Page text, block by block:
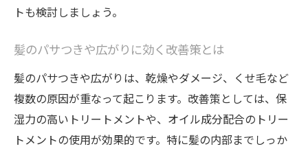
髪質改善アイロンの活用でまとまりアップ
トも検討しましょう。
髪のパサつきや広がりに効く改善策とは
髪のパサつきや広がりは、乾燥やダメージ、くせ毛など
複数の原因が重なって起こります。改善策としては、保
湿力の高いトリートメントや、オイル成分配合のトリー
トメントの使用が効果的です。特に髪の内部までしっか